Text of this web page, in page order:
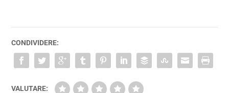
CONDIVIDERE:
VALUTARE: